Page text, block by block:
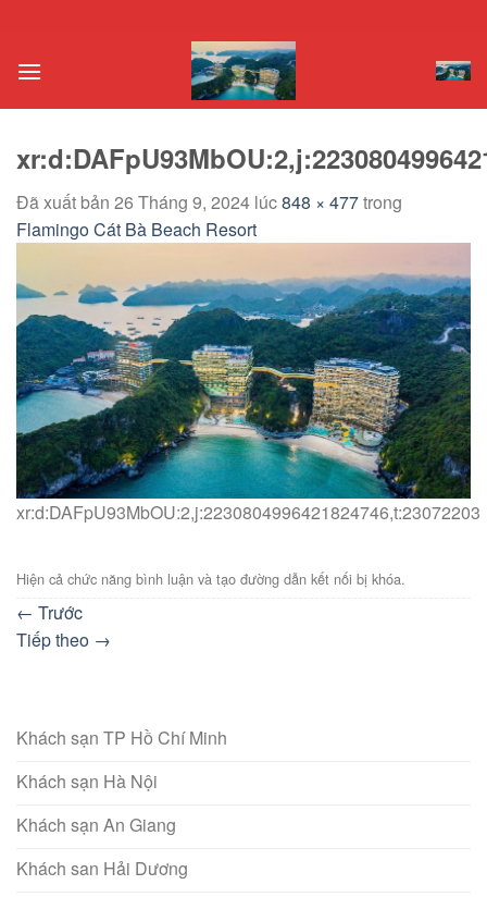
nội
Đã xuất bản 26 Tháng 9, 2024 lúc848 × 477trong
Flamingo Cát Bà Beach Resort
xr:d:DAFpU93MbOU:2,j:2230804996421824746,t:23072203
Hiện cả chức năng bình luận và tạo đường dẫn kết nối bị khóa.
← Trước
Tiếp theo →
Khách sạn TP Hồ Chí Minh
Khách sạn Hà Nội
Khách sạn An Giang
Khách san Hải Dương